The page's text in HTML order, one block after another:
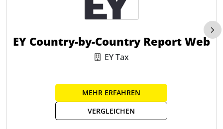
EY Country-by-Country Report Web
EY Tax
MEHR ERFAHREN
VERGLEICHEN